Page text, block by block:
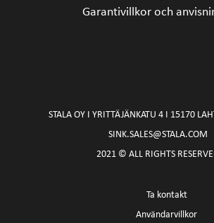
Garantivillkor och
Ta kontakt
Användarvillkor
STALA OY I YRITTÄJÄNKATU 4 I 15170
SINK.SALES@STALA.COM
2021 © ALL RIGHTS